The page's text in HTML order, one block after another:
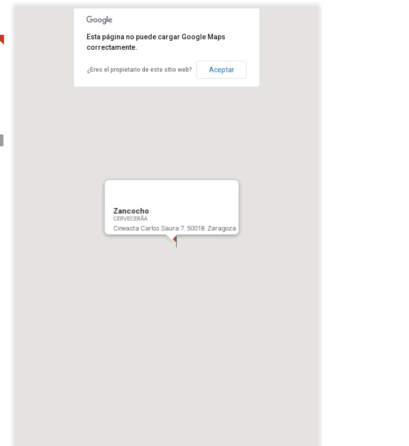
Zancocho
CERVECERÃ­A
Cineasta Carlos Saura 7. 50018. Zaragoza
Esta página no puede cargar Google Maps
correctamente.
¿Eres el propietario de este sitio web? Aceptar